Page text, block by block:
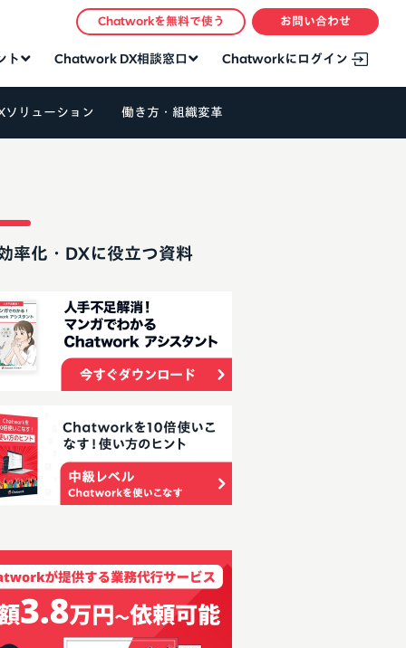
ト Chatwork DX相談窓口 Chatworkにログイン
Chatworkを無料で使う お問い合わせ
ソリューション 働き方・組織変革
率化・DXに役立つ資料